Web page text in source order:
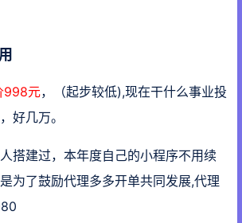
998元，（起步较低),现在干什么事业投
好几万。
搭建过，本年度自己的小程序不用续
为了鼓励代理多多开单共同发展,代理